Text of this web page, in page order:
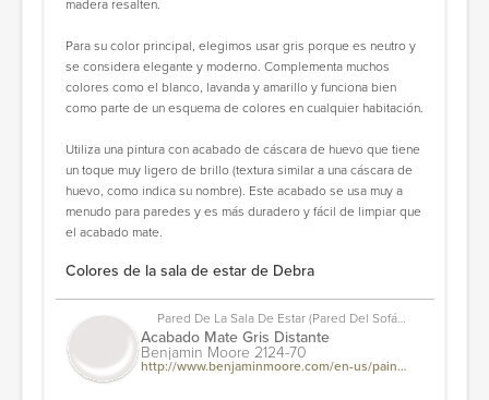
Para su color principal, elegimos usar gris porque es neutro y
se considera elegante y moderno. Complementa muchos
colores como el blanco, lavanda y amarillo y funciona bien
como parte de un esquema de colores en cualquier habitación.
Utiliza una pintura con acabado de cáscara de huevo que tiene
un toque muy ligero de brillo (textura similar a una cáscara de
huevo, como indica su nombre). Este acabado se usa muy a
menudo para paredes y es más duradero y fácil de limpiar que
el acabado mate.
Colores de la sala de estar de Debra
Pared De La Sala De Estar (pared Del Sofá) + Pared De Entrada
Acabado Mate Gris Distante
Benjamin Moore 2124-70
http://www.benjaminmoore.com/en-us/paint-color/distantgray